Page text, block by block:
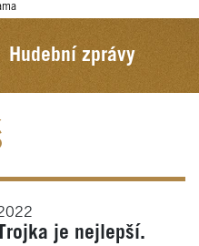
Hudební zprávy
je nejlepší.